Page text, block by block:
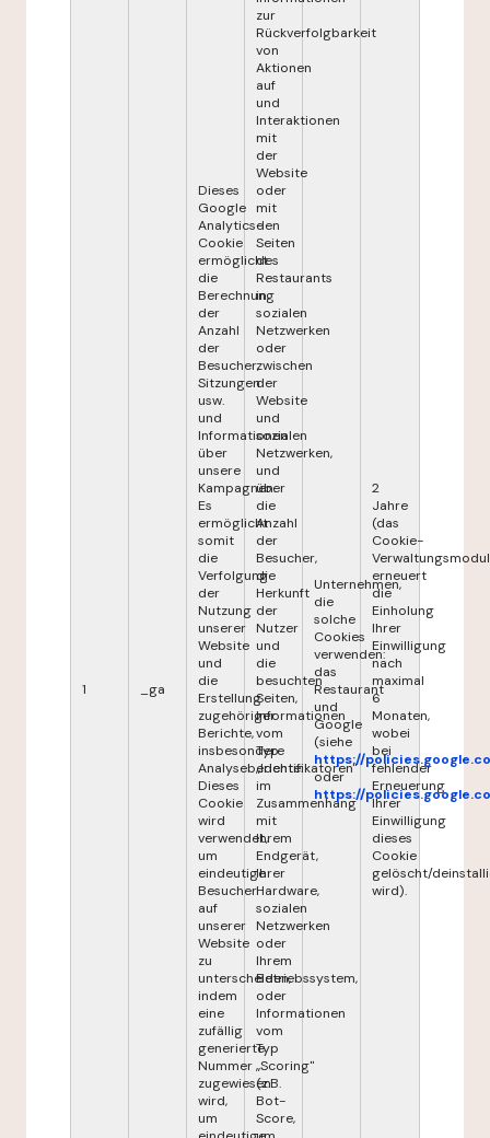
1 _ga
Dieses
Google
Analytics-
Cookie
ermöglicht
die
Berechnung
der
Anzahl
der
Besucher,
Sitzungen
usw.
und
Informationen
über
unsere
Kampagnen.
Es
ermöglicht
somit
die
Verfolgung
der
Nutzung
unserer
Website
und
die
Erstellung
zugehöriger
Berichte,
insbesondere
Analyseberichte.
Dieses
Cookie
wird
verwendet,
um
eindeutige
Besucher
auf
unserer
Website
zu
unterscheiden,
indem
eine
zufällig
generierte
Nummer
zugewiesen
wird,
um
zur
Rückverfolgbarkeit
von
Aktionen
auf
und
Interaktionen
mit
der
Website
oder
mit
den
Seiten
des
Restaurants
in
sozialen
Netzwerken
oder
zwischen
der
Website
und
sozialen
Netzwerken,
und
über
die
Anzahl
der
Besucher,
die
Herkunft
der
Nutzer
und
die
besuchten
Seiten,
Informationen
vom
Typ
„Identifikatoren"
im
Zusammenhang
mit
Ihrem
Endgerät,
Ihrer
Hardware,
sozialen
Netzwerken
oder
Ihrem
Betriebssystem,
oder
Informationen
vom
Typ
„Scoring"
(z.B.
Bot-
Score,
Unternehmen,
die
solche
Cookies
verwenden:
das
Restaurant
und
Google
(siehe
https://
oder
https://
2
Jahre
(das
Cookie-
Verwaltungsmodul
erneuert
die
Einholung
Ihrer
Einwilligung
nach
maximal
6
Monaten,
wobei
bei
fehlender
Erneuerung
Ihrer
Einwilligung
dieses
Cookie
gelöscht/
wird).